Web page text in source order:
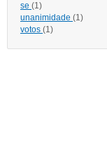
se (1)
unanimidade (1)
votos (1)